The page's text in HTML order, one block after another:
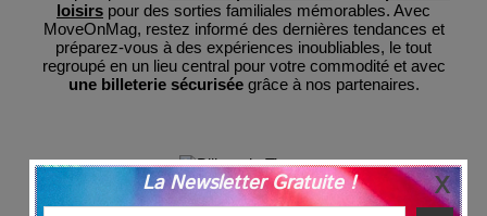
loisirs pour des sorties familiales mémorables. Avec
MoveOnMag, restez informé des dernières tendances et
préparez-vous à des expériences inoubliables, le tout
regroupé en un lieu central pour votre commodité et avec
une billeterie sécuriséegrâce à nos partenaires.
La Newsletter Gratuite !